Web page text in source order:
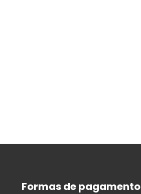
Formas de pagamento